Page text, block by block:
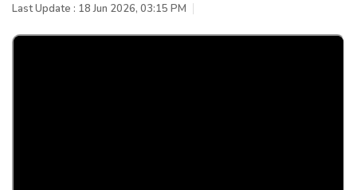
Last Update : 18 Jun 2026, 03:15 PM